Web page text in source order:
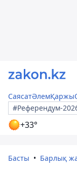
СаясатӘлемҚаржы
#Референдум-
+33°
Басты Барлық